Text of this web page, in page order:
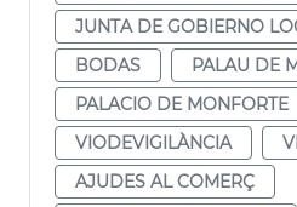
JUNTA DE GOBIERNO
BODAS
PALAU DE
PALACIO DE MONFORTE
VIODEVIGILÀNCIA
AJUDES AL COMERÇ